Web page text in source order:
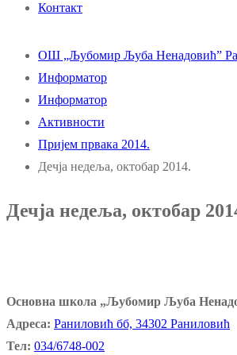
Контакт
ОШ „Љубомир Љуба Ненадовић”
Информатор
Информатор
Активности
Пријем првака 2014.
Дечја недеља, октобар 2014.
Дечја недеља, октобар
Основна школа „Љубомир Љуба
Адреса: Раниловић бб, 34302 Раниловић
Тел: 034/6748-002